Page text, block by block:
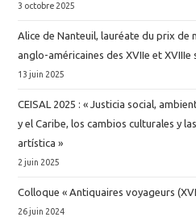
3 octobre 2025
Alice de Nanteuil, lauréate du prix de
anglo-américaines des XVIIe et XVIIIe
13 juin 2025
CEISAL 2025 : « Justicia social,
y el Caribe, los cambios culturales y
artística »
2 juin 2025
Colloque « Antiquaires voyageurs
26 juin 2024